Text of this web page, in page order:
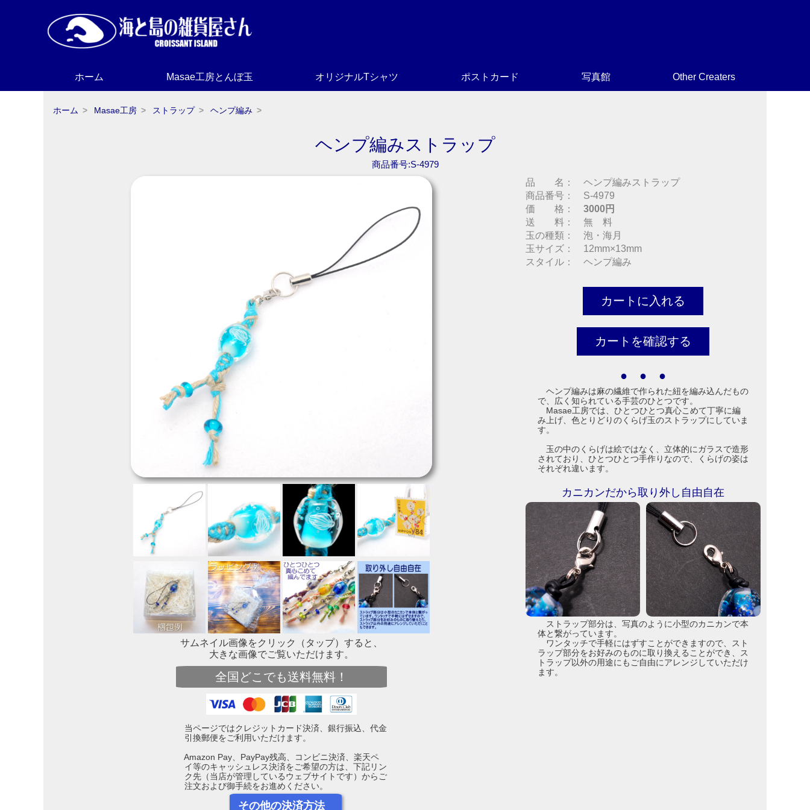
ホーム Masae工房とんぼ玉 オリジナルTシャツ ポストカード 写真館 Other Creaters
ホーム Masae工房 ストラップ ヘンプ編み
ヘンプ編みストラップ
商品番号:S-4979
サムネイル画像をクリック（タップ）すると、
大きな画像でご覧いただけます。
全国どこでも送料無料！
当ページではクレジットカード決済、銀行振込、代金
引換郵便をご利用いただけます。
Amazon Pay、PayPay残高、コンビニ決済、楽天ペ
イ等のキャッシュレス決済をご希望の方は、下記リン
ク先（当店が管理しているウェブサイトです）からご
注文および御手続をお進めください。
その他の決済方法
品 名： ヘンプ編みストラップ
商品番号： S-4979
価 格： 3000円
送 料： 無 料
玉の種類： 泡・海月
玉サイズ： 12mm×13mm
スタイル： ヘンプ編み
● ● ●
ヘンプ編みは麻の繊維で作られた紐を編み込んだもの
で、広く知られている手芸のひとつです。
Masae工房では、ひとつひとつ真心こめて丁寧に編
み上げ、色とりどりのくらげ玉のストラップにしていま
す。
玉の中のくらげは絵ではなく、立体的にガラスで造形
されており、ひとつひとつ手作りなので、くらげの姿は
それぞれ違います。
カニカンだから取り外し自由自在
ストラップ部分は、写真のように小型のカニカンで本
体と繋がっています。
ワンタッチで手軽にはずすことができますので、スト
ラップ部分をお好みのものに取り換えることができ、ス
トラップ以外の用途にもご自由にアレンジしていただけ
ます。